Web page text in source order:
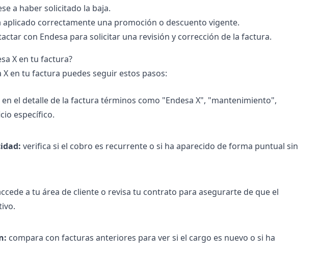
a haber solicitado la baja.
aplicado correctamente una promoción o descuento vigente.
con Endesa para solicitar una revisión y corrección de la factura.
X en tu factura?
en tu factura puedes seguir estos pasos:
en el detalle de la factura términos como "Endesa X", "mantenimiento",
específico.
verifica si el cobro es recurrente o si ha aparecido de forma puntual sin
a tu área de cliente o revisa tu contrato para asegurarte de que el
compara con facturas anteriores para ver si el cargo es nuevo o si ha